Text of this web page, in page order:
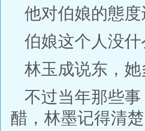
他对伯娘的態
伯娘这个人没
林玉成说东，
不过当年那些
醋，林墨记得清楚